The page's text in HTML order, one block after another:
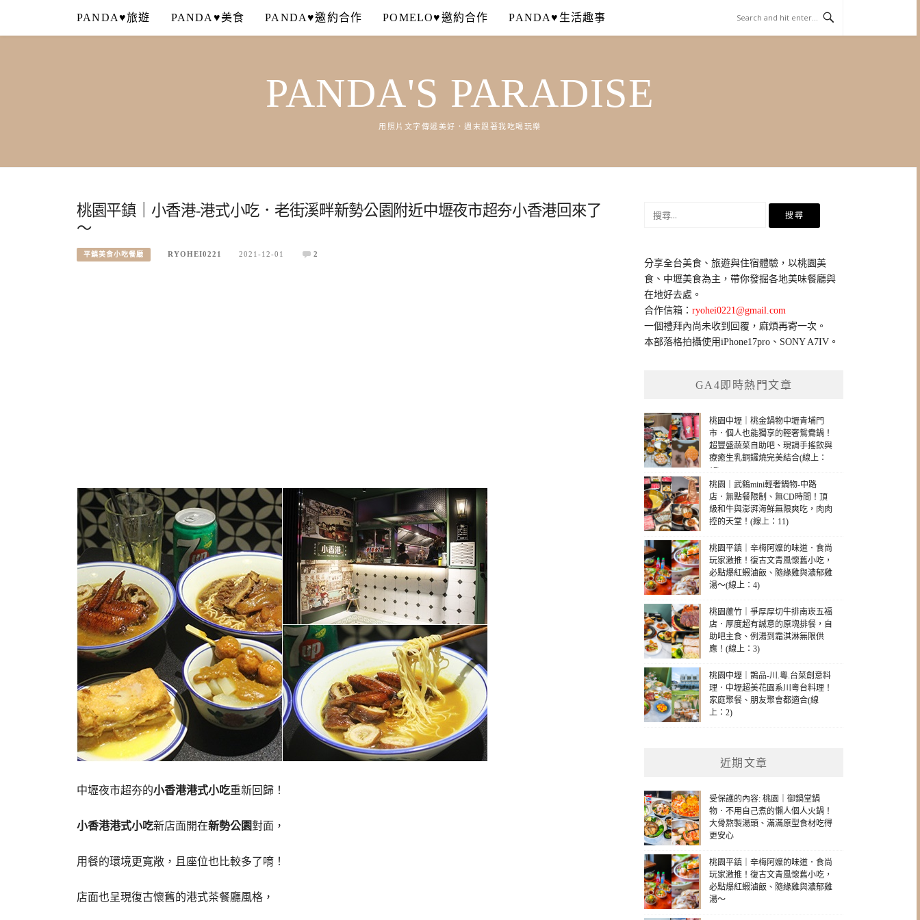
content
PANDA♥旅遊 PANDA♥美食 PANDA♥邀約合作 POMELO♥邀約合作 PANDA♥生活趣事
PANDA'S PARADISE
用照片文字傳遞美好．週末跟著我吃喝玩樂
桃園平鎮｜小香港-港式小吃．老街溪畔新勢公園附近中壢夜市超夯小香港回來了
～
平鎮美食小吃餐廳 RYOHEI0221 2021-12-01 2
中壢夜市超夯的小香港港式小吃重新回歸！
小香港港式小吃新店面開在新勢公園對面，
用餐的環境更寬敞，且座位也比較多了唷！
店面也呈現復古懷舊的港式茶餐廳風格，
鍵
字:
分享全台美食、旅遊與住宿體驗，以桃園美
食、中壢美食為主，帶你發掘各地美味餐廳與
在地好去處。
合作信箱：ryohei0221@gmail.com
一個禮拜內尚未收到回覆，麻煩再寄一次。
本部落格拍攝使用iPhone17pro、SONY A7IV。
GA4即時熱門文章
桃園中壢｜桃金鍋物中壢青埔門
市．個人也能獨享的輕奢鴛鴦鍋！
超豐盛蔬菜自助吧、現調手搖飲與
療癒生乳銅鑼燒完美結合(線上：
17)
桃園｜武鶴mini輕奢鍋物-中路
店．無點餐限制、無CD時間！頂
級和牛與澎湃海鮮無限爽吃，肉肉
控的天堂！(線上：11)
桃園平鎮｜辛梅阿嬤的味道．食尚
玩家激推！復古文青風懷舊小吃，
必點爆紅蝦滷飯、隨緣雞與濃郁雞
湯～(線上：4)
桃園蘆竹｜爭厚厚切牛排南崁五福
店．厚度超有誠意的原塊排餐，自
助吧主食、例湯到霜淇淋無限供
應！(線上：3)
桃園中壢｜鵲品-川.粵.台菜創意料
理．中壢超美花園系川粵台料理！
家庭聚餐、朋友聚會都適合(線
上：2)
近期文章
受保護的內容: 桃園｜御鍋堂鍋
物．不用自己煮的懶人個人火鍋！
大骨熬製湯頭、滿滿原型食材吃得
更安心
桃園平鎮｜辛梅阿嬤的味道．食尚
玩家激推！復古文青風懷舊小吃，
必點爆紅蝦滷飯、隨緣雞與濃郁雞
湯～